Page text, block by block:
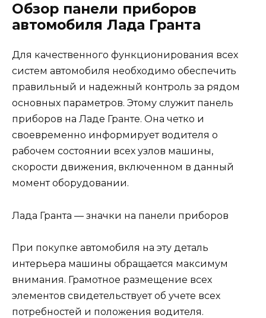
Обзор панели приборов
автомобиля Лада Гранта
Для качественного функционирования всех
систем автомобиля необходимо обеспечить
правильный и надежный контроль за рядом
основных параметров. Этому служит панель
приборов на Ладе Гранте. Она четко и
своевременно информирует водителя о
рабочем состоянии всех узлов машины,
скорости движения, включенном в данный
момент оборудовании.
Лада Гранта — значки на панели приборов
При покупке автомобиля на эту деталь
интерьера машины обращается максимум
внимания. Грамотное размещение всех
элементов свидетельствует об учете всех
потребностей и положения водителя.